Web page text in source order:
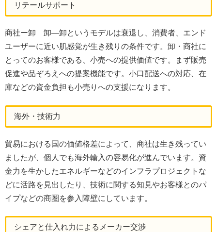
リテールサポート
商社ー卸 卸―卸というモデルは衰退し、消費者、エンド
ユーザーに近い肌感覚が生き残りの条件です。卸・商社に
とってのお客様である、小売への提供価値です。まず販売
促進や品ぞろえへの提案機能です。小口配送への対応、在
庫などの資金負担も小売りへの支援になります。
海外・技術力
貿易における国の価値格差によって、商社は生き残ってい
ましたが、個人でも海外輸入の容易化が進んでいます。資
金力を生かしたエネルギーなどのインフラプロジェクトな
どに活路を見出したり、技術に関する知見やお客様とのパ
イプなどの商圏を参入障壁にしています。
シェアと仕入れ力によるメーカー交渉